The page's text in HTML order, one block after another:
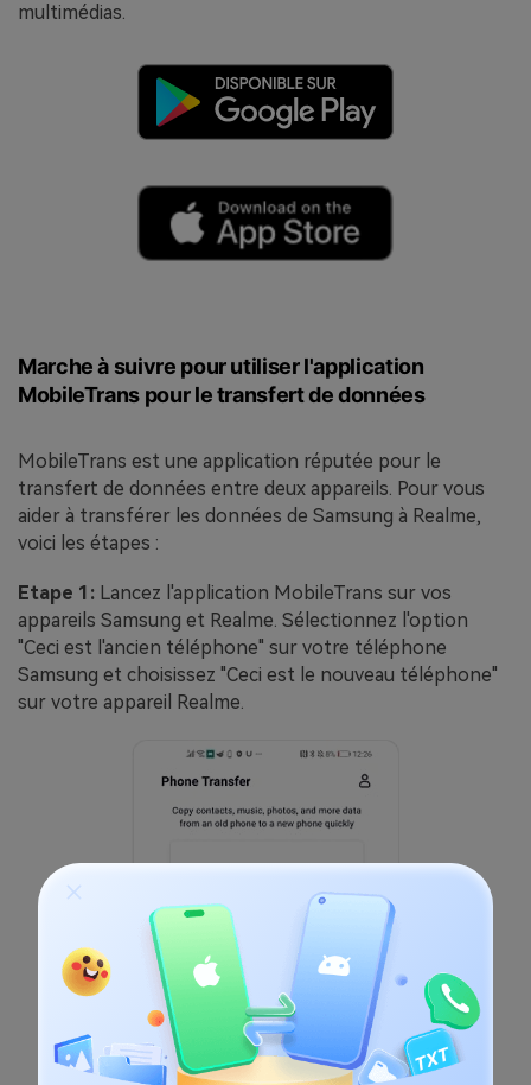
multimédias.
Marche à suivre pour utiliser l'application
MobileTrans pour le transfert de données
MobileTrans est une application réputée pour le
transfert de données entre deux appareils. Pour vous
aider à transférer les données de Samsung à Realme,
voici les étapes :
Etape 1: Lancez l'application MobileTrans sur vos
appareils Samsung et Realme. Sélectionnez l'option
"Ceci est l'ancien téléphone" sur votre téléphone
Samsung et choisissez "Ceci est le nouveau téléphone"
sur votre appareil Realme.